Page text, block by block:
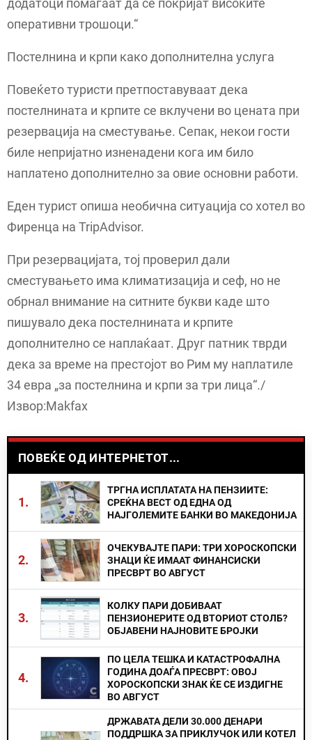
додатоци помагаат да се покријат високите
оперативни трошоци.“
Постелнина и крпи како дополнителна услуга
Повеќето туристи претпоставуваат дека
постелнината и крпите се вклучени во цената при
резервација на сместување. Сепак, некои гости
биле непријатно изненадени кога им било
наплатено дополнително за овие основни работи.
Еден турист опиша необична ситуација со хотел во
Фиренца на TripAdvisor.
При резервацијата, тој проверил дали
сместувањето има климатизација и сеф, но не
обрнал внимание на ситните букви каде што
пишувало дека постелнината и крпите
дополнително се наплаќаат. Друг патник тврди
дека за време на престојот во Рим му наплатиле
34 евра „за постелнина и крпи за три лица“./
Извор:Makfax
ПОВЕЌЕ ОД ИНТЕРНЕТОТ...
1.
ТРГНА ИСПЛАТАТА НА ПЕНЗИИТЕ:
СРЕЌНА ВЕСТ ОД ЕДНА ОД
НАЈГОЛЕМИТЕ БАНКИ ВО МАКЕДОНИЈА
2.
ОЧЕКУВАЈТЕ ПАРИ: ТРИ ХОРОСКОПСКИ
ЗНАЦИ ЌЕ ИМААТ ФИНАНСИСКИ
ПРЕСВРТ ВО АВГУСТ
3.
КОЛКУ ПАРИ ДОБИВААТ
ПЕНЗИОНЕРИТЕ ОД ВТОРИОТ СТОЛБ?
ОБЈАВЕНИ НАЈНОВИТЕ БРОЈКИ
4.
ПО ЦЕЛА ТЕШКА И КАТАСТРОФАЛНА
ГОДИНА ДОАЃА ПРЕСВРТ: ОВОЈ
ХОРОСКОПСКИ ЗНАК ЌЕ СЕ ИЗДИГНЕ
ВО АВГУСТ
ДРЖАВАТА ДЕЛИ 30.000 ДЕНАРИ
ПОДДРШКА ЗА ПРИКЛУЧОК ИЛИ КОТЕЛ